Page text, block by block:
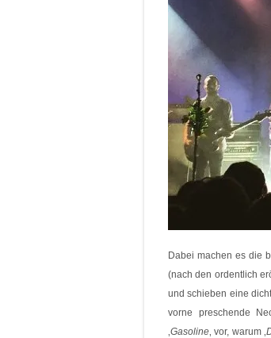
Dabei machen es die
(nach den ordentlich
und schieben eine
vorne preschende
‚Gasoline‚ vor, warum ‚